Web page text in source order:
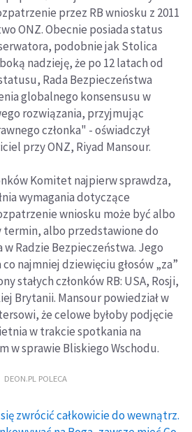
przez RB wniosku z 2011
ONZ. Obecnie posiada status
podobnie jak Stolica
nadzieję, że po 12 latach od
Rada Bezpieczeństwa
globalnego konsensusu w
rozwiązania, przyjmując
członka" - oświadczył
przy ONZ, Riyad Mansour.
Komitet najpierw sprawdza,
wymagania dotyczące
wniosku może być albo
termin, albo przedstawione do
w Radzie Bezpieczeństwa. Jego
najmniej dziewięciu głosów „za”
stałych członków RB: USA, Rosji,
Brytanii. Mansour powiedział w
że celowe byłoby podjęcie
w trakcie spotkania na
w sprawie Bliskiego Wschodu.
DEON.PL POLECA
zwrócić całkowicie do wewnątrz.